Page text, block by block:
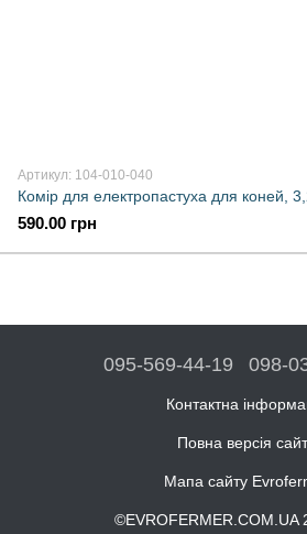
Артикул: 104-010-040
Комір для електропастуха для коней,
590.00 грн
095-569-44-19 098-
Контактна
Повна версія
Мапа сайту
©EVROFERMER.COM.UA